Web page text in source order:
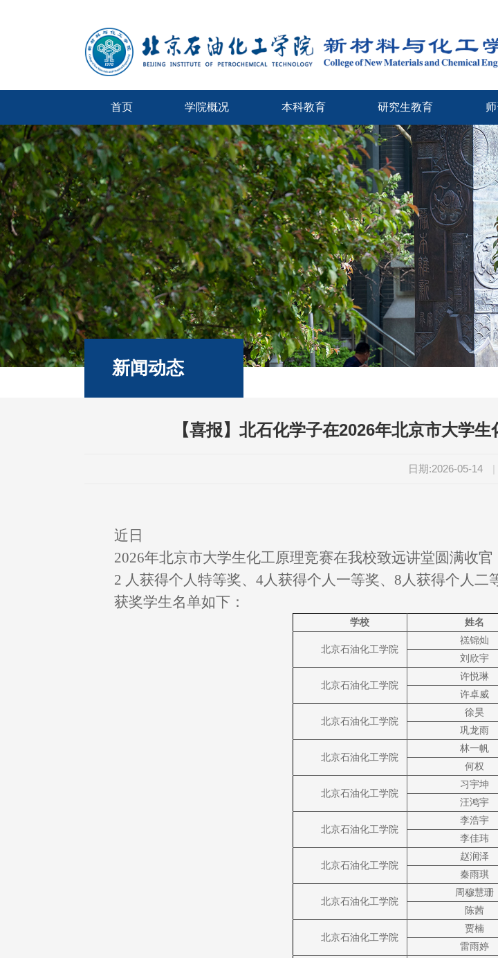
首页 学院概况 本科教育 研究生教育
新闻动态
【喜报】北石化学子在2026年北京市大学
日期:2026-05-14 |
近日
2026年北京市大学生化工原理竞赛在我校致远讲堂圆满收官
2 人获得个人特等奖、 4人获得个人一等奖、 8人获得个人二
获奖学生名单如下：
学校 姓名
北京石油化工学院
禚锦灿
刘欣宇
北京石油化工学院
许悦琳
许卓威
北京石油化工学院
徐昊
巩龙雨
北京石油化工学院
林一帆
何权
北京石油化工学院
习宇坤
汪鸿宇
北京石油化工学院
李浩宇
李佳玮
北京石油化工学院
赵润泽
秦雨琪
北京石油化工学院
周穆慧珊
陈茜
北京石油化工学院
贾楠
雷雨婷